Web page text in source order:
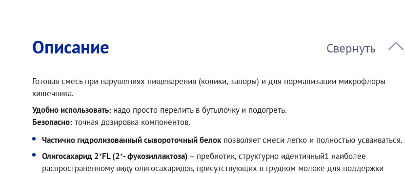
Описание
Готовая смесь при нарушениях пищеварения (колики, запоры) и для нормализации микрофлоры
кишечника.
Удобно использовать: надо просто перелить в бутылочку и подогреть.
Безопасно:точная дозировка компонентов.
Частично гидролизованный сывороточный белокпозволяет смеси легко и полностью усваиваться.
Олигосахарид 2’FL (2’- фукозиллактоза) –пребиотик, структурно идентичный1 наиболее
распространенному виду олигосахаридов, присутствующих в грудном молоке для поддержки